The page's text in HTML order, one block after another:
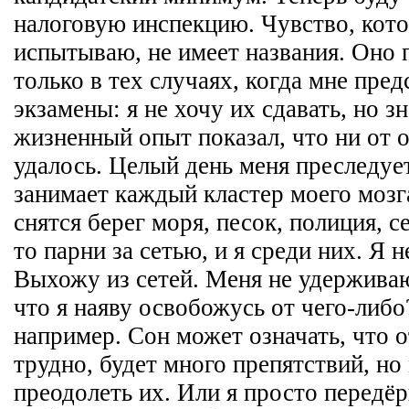
налоговую инспекцию. Чувство,
испытываю, не имеет названия. Оно
только в тех случаях, когда мне
экзамены: я не хочу их сдавать, но
жизненный опыт показал, что ни от
удалось. Целый день меня
занимает каждый кластер моего
снятся берег моря, песок, полиция,
то парни за сетью, и я среди них. Я
Выхожу из сетей. Меня не
что я наяву освобожусь от чего-
например. Сон может означать, что
трудно, будет много препятствий, но
преодолеть их. Или я просто